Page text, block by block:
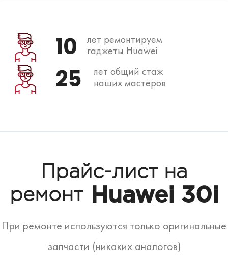
10
лет ремонтируем
гаджеты Huawei
25
лет общий стаж
наших мастеров
Прайс-лист на
ремонт Huawei 30i
При ремонте используются только оригинальные
запчасти (никаких аналогов)